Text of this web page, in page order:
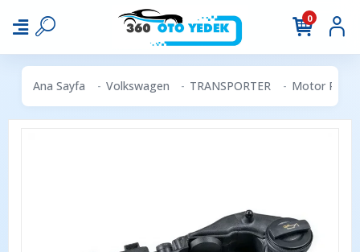
0
Ana Sayfa Volkswagen TRANSPORTER Motor